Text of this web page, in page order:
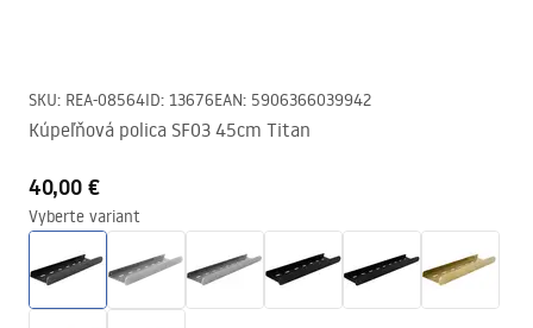
SKU: REA-08564ID: 13676EAN: 5906366039942
Kúpeľňová polica SF03 45cm Titan
40,00 €
Vyberte variant